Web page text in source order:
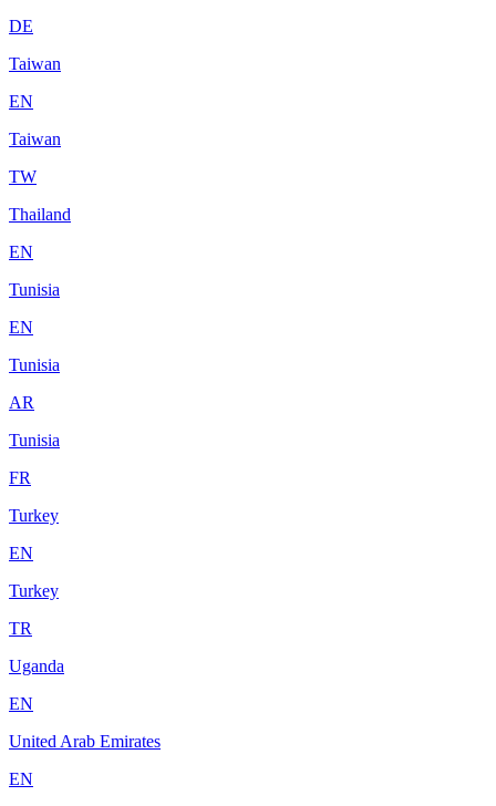
DE
Taiwan
EN
Taiwan
TW
Thailand
EN
Tunisia
EN
Tunisia
AR
Tunisia
FR
Turkey
EN
Turkey
TR
Uganda
EN
United Arab Emirates
EN